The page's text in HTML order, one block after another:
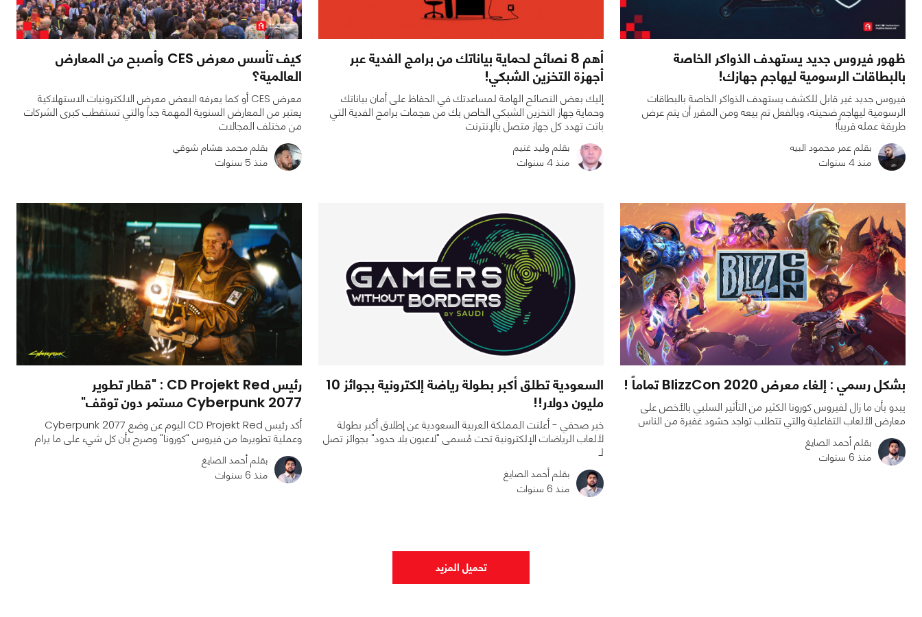
ظهور فيروس جديد يستهدف الذواكر الخاصة
بالبطاقات الرسومية ليهاجم جهازك!
فيروس جديد غير قابل للكشف يستهدف الذواكر الخاصة بالبطاقات
الرسومية ليهاجم ضحيته، وبالفعل تم بيعه ومن المقرر أن يتم عرض
طريقة عمله قريباً!
بقلم عمر محمود البيه
منذ 4 سنوات
أهم 8 نصائح لحماية بياناتك من برامج الفدية عبر
أجهزة التخزين الشبكي!
إليك بعض النصائح الهامة لمساعدتك في الحفاظ على أمان بياناتك
وحماية جهاز التخزين الشبكي الخاص بك من هجمات برامج الفدية التي
باتت تهدد كل جهاز متصل بالإنترنت
بقلم وليد غنيم
منذ 4 سنوات
كيف تأسس معرض CES وأصبح من المعارض
العالمية؟
معرض CES أو كما يعرفه البعض معرض الالكترونيات الاستهلاكية
يعتبر من المعارض السنوية المهمة جداً والتي تستقطب كبرى الشركات
من مختلف المجالات
بقلم محمد هشام شوقي
منذ 5 سنوات
بشكل رسمي : إلغاء معرض BlizzCon 2020 تماماً !
يبدو بأن ما زال لفيروس كورونا الكثير من التأثير السلبي بالأخص على
معارض الألعاب التفاعلية والتي تتطلب تواجد حشود غفيرة من الناس
بقلم أحمد الصايغ
منذ 6 سنوات
السعودية تطلق أكبر بطولة رياضة إلكترونية بجوائز 10
مليون دولار!!
خبر صحفي - أعلنت المملكة العربية السعودية عن إطلاق أكبر بطولة
لألعاب الرياضات الإلكترونية تحت مُسمى "لاعبون بلا حدود" بجوائز تصل
لـ
بقلم أحمد الصايغ
منذ 6 سنوات
رئيس CD Projekt Red : "قطار تطوير
Cyberpunk 2077 مستمر دون توقف"
أكد رئيس CD Projekt Red اليوم عن وضع Cyberpunk 2077
وعملية تطويرها من فيروس "كورونا" وصرح بأن كل شيء على ما يرام
بقلم أحمد الصايغ
منذ 6 سنوات
تحميل المزيد